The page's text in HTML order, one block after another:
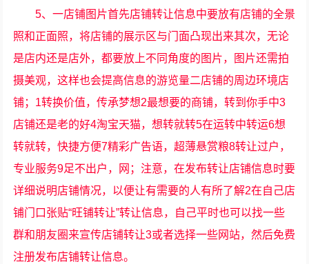
5、一店铺图片首先店铺转让信息中要放有店铺的全景
照和正面照，将店铺的展示区与门面凸现出来其次，无论
是店内还是店外，都要放上不同角度的图片，图片还需拍
摄美观，这样也会提高信息的游览量二店铺的周边环境店
铺；1转换价值，传承梦想2最想要的商铺，转到你手中3
店铺还是老的好4淘宝天猫，想转就转5在运转中转运6想
转就转，快捷方便7精彩广告语，超薄悬赏粮8转让过户，
专业服务9足不出户，网；注意，在发布转让店铺信息时要
详细说明店铺情况，以便让有需要的人有所了解2在自己店
铺门口张贴“旺铺转让”转让信息，自己平时也可以找一些
群和朋友圈来宣传店铺转让3或者选择一些网站，然后免费
注册发布店铺转让信息。